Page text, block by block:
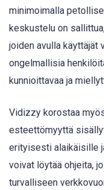
minimoimalla
keskustelu on
joiden avulla käyttäjät
ongelmallisia
kunnioittavaa ja
Vidizzy korostaa
esteettömyyttä
erityisesti alaikäisille
voivat löytää ohjeita,
turvalliseen